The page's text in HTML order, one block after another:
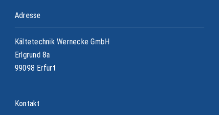
Adresse
Kältetechnik Wernecke GmbH
Erlgrund 8a
99098 Erfurt
Kontakt